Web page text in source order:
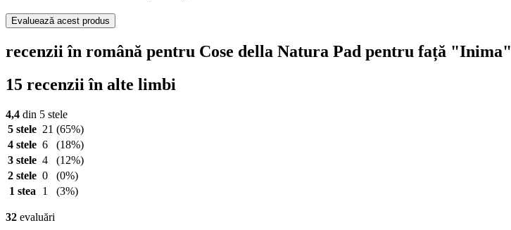
Evaluează acest produs
recenzii în română pentru Cose della Natura Pad pentru față "Inima"
15 recenzii în alte limbi
4,4 din 5 stele
5 stele 21 (65%)
4 stele 6
(18%)
3 stele 4
(12%)
2 stele 0
(0%)
1 stea
1 (3%)
32 evaluări